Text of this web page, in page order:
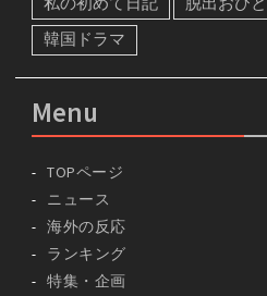
韓国ドラマ
Menu
TOPページ
ニュース
海外の反応
ランキング
特集・企画